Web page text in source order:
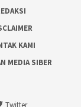
KAMI
MEDIA SIBER
Twitter